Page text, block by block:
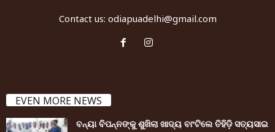
Contact us: odiapuadelhi@gmail.com
EVEN MORE NEWS
ବନ୍ୟା ବିପନ୍ନଙ୍କୁ ଶୁଖିଲା ଖାଦ୍ୟ ବାଂଟିଲେ ତିହିଡି଼ ସତ୍ୟସାଇ